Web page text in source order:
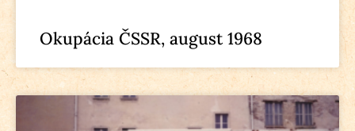
Okupácia ČSSR, august 1968